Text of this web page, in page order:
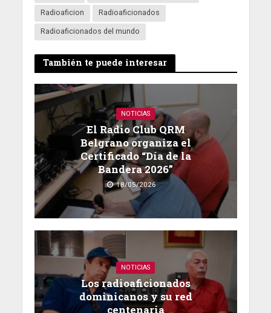
Radioaficion
Radioaficionados
Radioaficionados del mundo
También te puede interesar
NOTICIAS
El Radio Club QRM
Belgrano organiza el
Certificado “Día de la
Bandera 2026”
18/05/2026
NOTICIAS
Los radioaficionados
dominicanos y su red
centenaria